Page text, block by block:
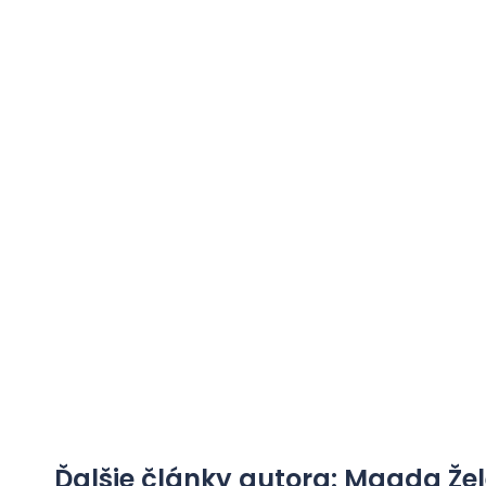
Ďalšie články autora: Magda